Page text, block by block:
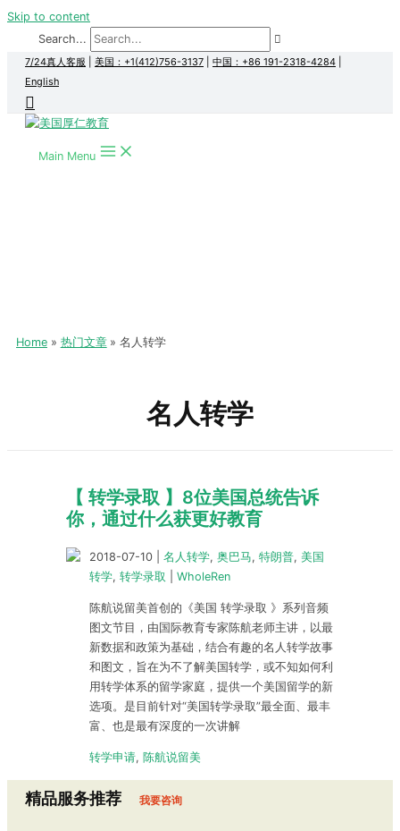
Skip to content
Search...
7/24真人客服 美国：+1(412)756-3137 中国：+86 191-2318-4284
English
Main Menu
Home 热门文章 名人转学
名人转学
【 转学录取 】8位美国总统告诉
你，通过什么获更好教育
2018-07-10 名人转学, 奥巴马, 特朗普, 美国
转学, 转学录取 WholeRen
陈航说留美首创的《美国 转学录取 》系列音频
图文节目，由国际教育专家陈航老师主讲，以最
新数据和政策为基础，结合有趣的名人转学故事
和图文，旨在为不了解美国转学，或不知如何利
用转学体系的留学家庭，提供一个美国留学的新
选项。是目前针对“美国转学录取”最全面、最丰
富、也是最有深度的一次讲解
转学申请, 陈航说留美
精品服务推荐 我要咨询